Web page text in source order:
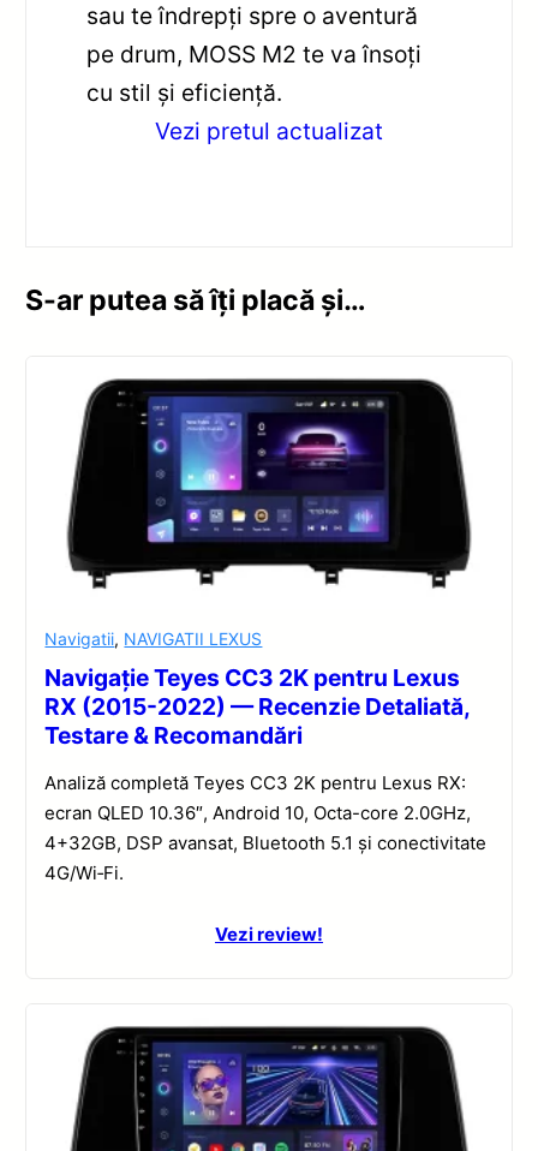
sau te îndrepți spre o aventură
pe drum, MOSS M2 te va însoți
cu stil și eficiență.
Vezi pretul actualizat
S-ar putea să îți placă și…
Navigatii, NAVIGATII LEXUS
Navigație Teyes CC3 2K pentru Lexus
RX (2015-2022) — Recenzie Detaliată,
Testare & Recomandări
Analiză completă Teyes CC3 2K pentru Lexus RX:
ecran QLED 10.36″, Android 10, Octa-core 2.0GHz,
4+32GB, DSP avansat, Bluetooth 5.1 și conectivitate
4G/Wi‑Fi.
Vezi review!